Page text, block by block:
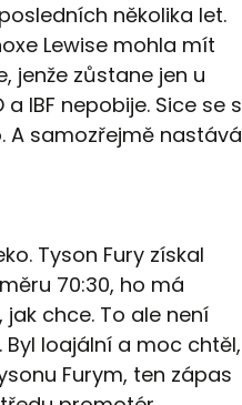
několika let.
Lewise mohla mít
jenže zůstane jen u
IBF nepobije. Sice se s
A samozřejmě nastává
Tyson Fury získal
70:30, ho má
chce. To ale není
Byl loajální a moc chtěl,
Furym, ten zápas